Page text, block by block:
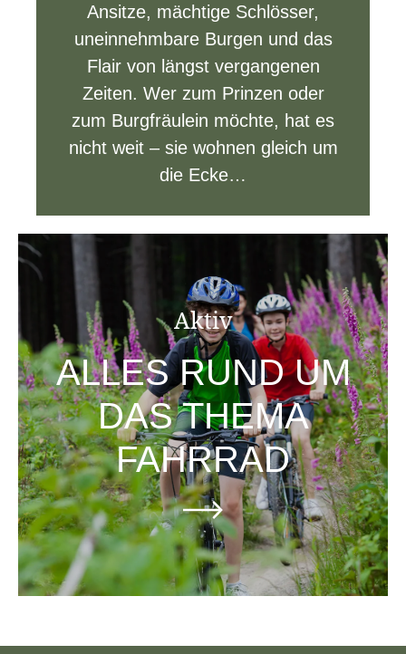
Ansitze, mächtige Schlösser,
uneinnehmbare Burgen und das
Flair von längst vergangenen
Zeiten. Wer zum Prinzen oder
zum Burgfräulein möchte, hat es
nicht weit – sie wohnen gleich um
die Ecke…
Aktiv
ALLES RUND UM
DAS THEMA
FAHRRAD